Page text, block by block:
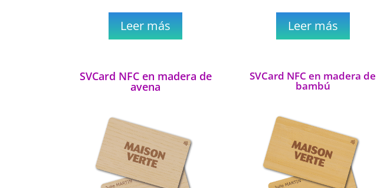
Leer más Leer más
SVCard NFC en madera de
avena
SVCard NFC en madera de
bambú